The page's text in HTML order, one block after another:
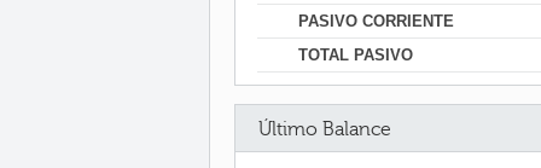
PASIVO CORRIENTE
TOTAL PASIVO
Último Balance